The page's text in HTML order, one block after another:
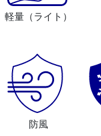
軽量 （ライト）
防風